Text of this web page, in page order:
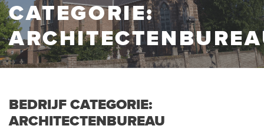
CATEGORIE:
BEDRIJF CATEGORIE:
ARCHITECTENBUREAU